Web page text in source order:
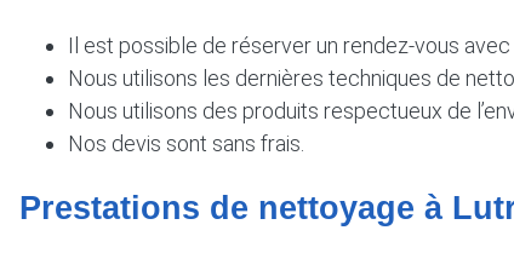
Il est possible de réserver un rendez-vous avec
Nous utilisons les dernières techniques de
Nous utilisons des produits respectueux de
Nos devis sont sans frais.
Prestations de nettoyage à